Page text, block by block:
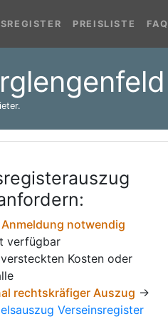
PREISLISTE FAQ
Anmeldung notwendig
verfügbar
versteckten Kosten oder
rechtskräfiger Auszug →
Verseinsregister